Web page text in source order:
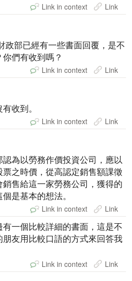
Link in context Link
政部已經有一些書面回覆，是不
們有收到嗎？
Link in context Link
收到。
Link in context Link
為以勞務作價投資公司，應以
之時價，從高認定銷售額課徵
售給這一家勞務公司，獲得的
是基本的想法。
Link in context Link
一個比較詳細的書面，這是不
友用比較口語的方式來回答我
Link in context Link